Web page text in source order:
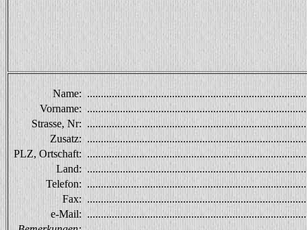
Name:
Vorname:
Strasse, Nr:
Zusatz:
PLZ, Ortschaft:
Land:
Telefon:
Fax:
e-Mail: